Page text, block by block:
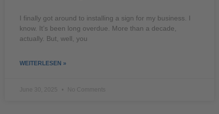
I finally got around to installing a sign for my business. I
know. It’s been long overdue. More than a decade,
actually. But, well, you
WEITERLESEN »
June 30, 2025 No Comments